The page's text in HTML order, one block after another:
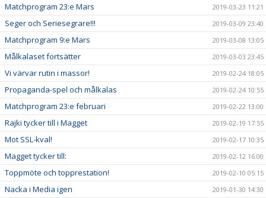
Matchprogram 23:e Mars 2019-03-23 11:21
Seger och Seriesegrare!!! 2019-03-09 23:40
Matchprogram 9:e Mars 2019-03-08 13:05
Målkalaset fortsätter 2019-03-03 23:45
Vi värvar rutin i massor! 2019-02-24 18:05
Propaganda-spel och målkalas 2019-02-24 10:55
Matchprogram 23:e februari 2019-02-22 13:00
Rajki tycker till i Magget 2019-02-19 17:55
Mot SSL-kval! 2019-02-17 10:35
Magget tycker till: 2019-02-12 16:00
Toppmöte och topprestation! 2019-02-10 05:15
Nacka i Media igen 2019-01-30 14:30